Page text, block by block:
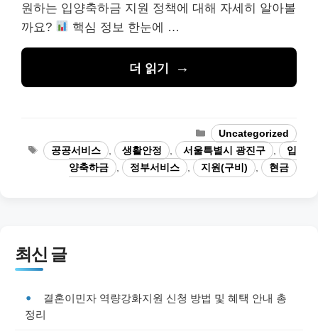
원하는 입양축하금 지원 정책에 대해 자세히 알아볼
까요?
핵심 정보 한눈에 …
더 읽기
카
테
고
리
Uncategorized
태
그
공공서비스 생활안정 서울특별시 광진구
입
양축하금
정부서비스 지원(구비) 현금
최신 글
결혼이민자 역량강화지원 신청 방법 및 혜택 안내 총
정리